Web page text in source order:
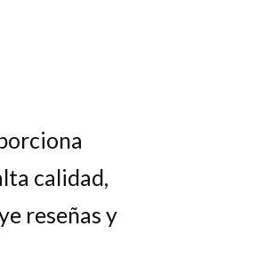
calidad,
reseñas y